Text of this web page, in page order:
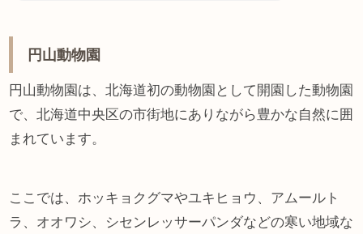
円山動物園
円山動物園は、北海道初の動物園として開園した動物園
で、北海道中央区の市街地にありながら豊かな自然に囲
まれています。
ここでは、ホッキョクグマやユキヒョウ、アムールト
ラ、オオワシ、シセンレッサーパンダなどの寒い地域な